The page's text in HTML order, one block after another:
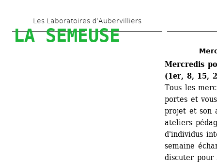
au
contenu
Les Laboratoires d’Aubervilliers
LA SEMEUSE
Mercredis
(1er, 8, 15,
Tous les
portes et
projet et son
ateliers
d'individus
semaine
discuter pour